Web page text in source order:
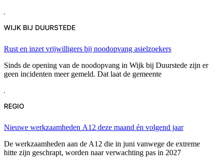
WIJK BIJ DUURSTEDE
Rust en inzet vrijwilligers bij noodopvang asielzoekers
Sinds de opening van de noodopvang in Wijk bij Duurstede zijn er
geen incidenten meer gemeld. Dat laat de gemeente
REGIO
Nieuwe werkzaamheden A12 deze maand én volgend jaar
De werkzaamheden aan de A12 die in juni vanwege de extreme
hitte zijn geschrapt, worden naar verwachting pas in 2027